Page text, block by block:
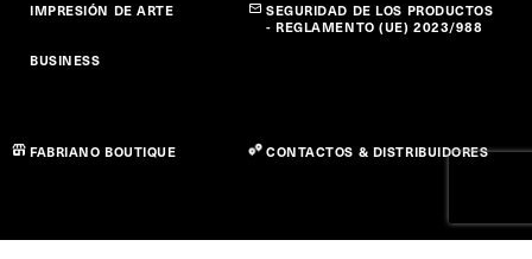
IMPRESIÓN DE ARTE
BUSINESS
SEGURIDAD DE LOS PRODUCTOS
- REGLAMENTO (UE) 2023/988
FABRIANO BOUTIQUE CONTACTOS & DISTRIBUIDORES